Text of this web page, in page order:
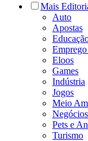
Mais
Auto
Apostas
Eloos
Games
Indústria
Jogos
Meio
Negócios
Pets e
Turismo